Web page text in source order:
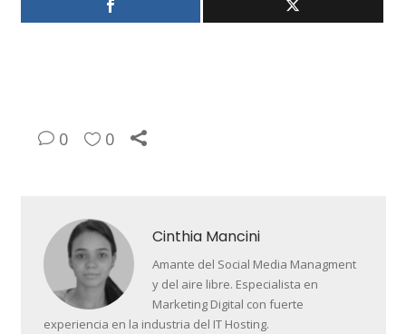
0 0
Cinthia Mancini
Amante del Social Media Managment
y del aire libre. Especialista en
Marketing Digital con fuerte
experiencia en la industria del IT Hosting.